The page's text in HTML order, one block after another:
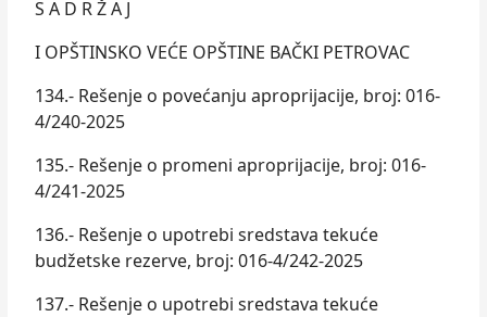
S A D R Ž A J
I OPŠTINSKO VEĆE OPŠTINE BAČKI PETROVAC
134.- Rešenje o povećanju aproprijacije, broj: 016-
4/240-2025
135.- Rešenje o promeni aproprijacije, broj: 016-
4/241-2025
136.- Rešenje o upotrebi sredstava tekuće
budžetske rezerve, broj: 016-4/242-2025
137.- Rešenje o upotrebi sredstava tekuće